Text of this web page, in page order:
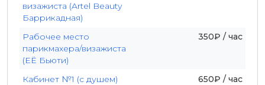
визажиста (Artel Beauty
Баррикадная)
Рабочее место
парикмахера/визажиста
(ЕЁ Бьюти)
350₽ / час
Кабинет №1 (с душем)
650₽ / час